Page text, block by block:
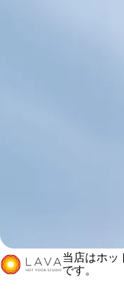
Rintosullイオンタウ
（LAVAイオンタウン黒
当店はホッ
です。